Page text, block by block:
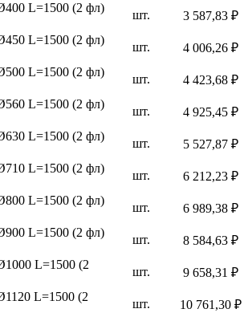
L=1500 (2 фл)
шт.
3 587,83 ₽
L=1500 (2 фл)
шт.
4 006,26 ₽
L=1500 (2 фл)
шт.
4 423,68 ₽
L=1500 (2 фл)
шт.
4 925,45 ₽
L=1500 (2 фл)
шт.
5 527,87 ₽
L=1500 (2 фл)
шт.
6 212,23 ₽
L=1500 (2 фл)
шт.
6 989,38 ₽
L=1500 (2 фл)
шт.
8 584,63 ₽
L=1500 (2
шт.
9 658,31 ₽
L=1500 (2
шт.
10 761,30 ₽